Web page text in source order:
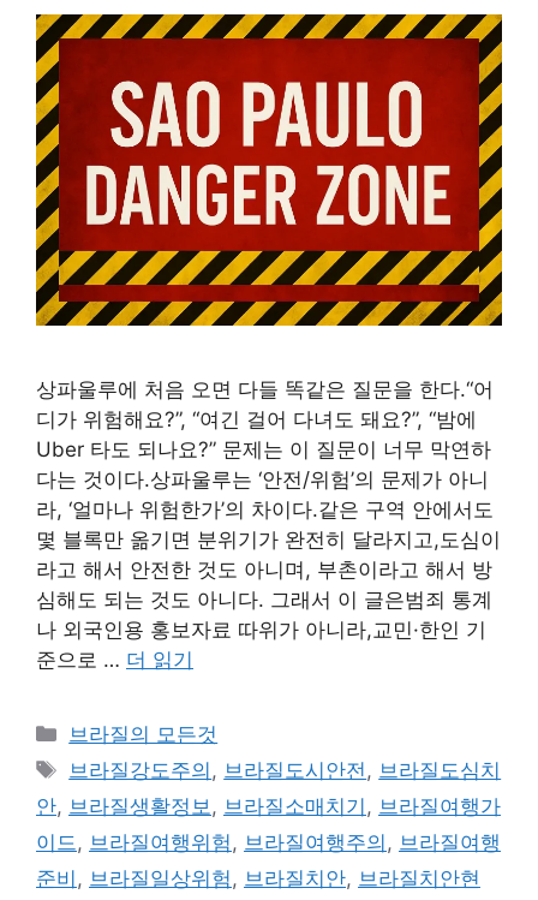
상파울루에 처음 오면 다들 똑같은 질문을 한다.“어
디가 위험해요?”, “여긴 걸어 다녀도 돼요?”, “밤에
Uber 타도 되나요?” 문제는 이 질문이 너무 막연하
다는 것이다.상파울루는 ‘안전/위험’의 문제가 아니
라, ‘얼마나 위험한가’의 차이다.같은 구역 안에서도
몇 블록만 옮기면 분위기가 완전히 달라지고,도심이
라고 해서 안전한 것도 아니며, 부촌이라고 해서 방
심해도 되는 것도 아니다. 그래서 이 글은범죄 통계
나 외국인용 홍보자료 따위가 아니라,교민·한인 기
준으로 … 더 읽기
카
테
리
브라질의 모든것
태
그
브라질강도주의 , 브라질도시안전 , 브라질도심치
안, 브라질생활정보 , 브라질소매치기 , 브라질여행가
이드 , 브라질여행위험 , 브라질여행주의 , 브라질여행
준비 , 브라질일상위험 , 브라질치안, 브라질치안현